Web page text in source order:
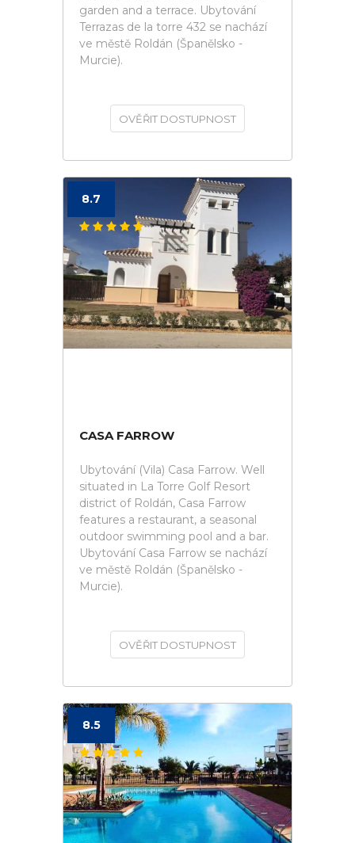
garden and a terrace. Ubytování
Terrazas de la torre 432 se nachází
ve městě Roldán (Španělsko -
Murcie).
OVĚŘIT DOSTUPNOST
8.7
CASA FARROW
Ubytování (Vila) Casa Farrow. Well
situated in La Torre Golf Resort
district of Roldán, Casa Farrow
features a restaurant, a seasonal
outdoor swimming pool and a bar.
Ubytování Casa Farrow se nachází
ve městě Roldán (Španělsko -
Murcie).
OVĚŘIT DOSTUPNOST
8.5